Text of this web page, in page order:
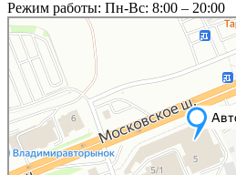
Режим работы: Пн-Вс: 8:00 – 20:00